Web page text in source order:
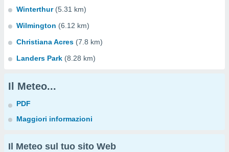
Winterthur (5.31 km)
Wilmington (6.12 km)
Christiana Acres (7.8 km)
Landers Park (8.28 km)
Il Meteo...
PDF
Maggiori informazioni
Il Meteo sul tuo sito Web